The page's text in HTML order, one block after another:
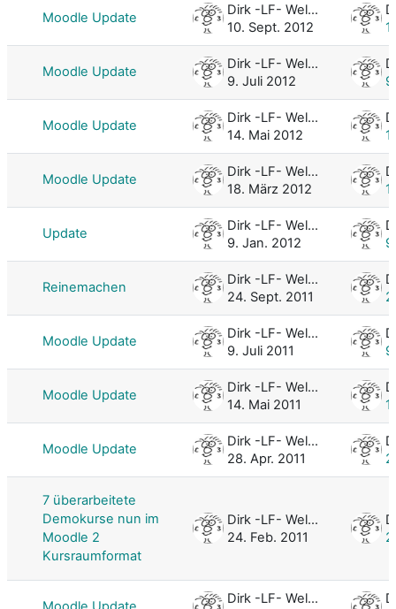
Moodle Update
Dirk -LF- Weller
10. Sept. 2012
Moodle Update
Dirk -LF- Weller
9. Juli 2012
Moodle Update
Dirk -LF- Weller
14. Mai 2012
Moodle Update
Dirk -LF- Weller
18. März 2012
Update
Dirk -LF- Weller
9. Jan. 2012
Reinemachen
Dirk -LF- Weller
24. Sept. 2011
Moodle Update
Dirk -LF- Weller
9. Juli 2011
Moodle Update
Dirk -LF- Weller
14. Mai 2011
Moodle Update
Dirk -LF- Weller
28. Apr. 2011
7 überarbeitete
Demokurse nun im
Moodle 2
Kursraumformat
Dirk -LF- Weller
24. Feb. 2011
Dirk -LF- Weller